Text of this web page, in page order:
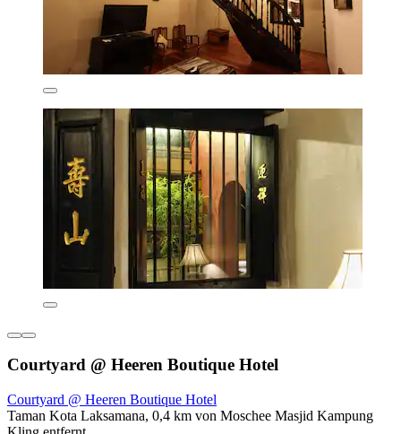
Courtyard @ Heeren Boutique Hotel
Courtyard @ Heeren Boutique Hotel
Taman Kota Laksamana, 0,4 km von Moschee Masjid Kampung